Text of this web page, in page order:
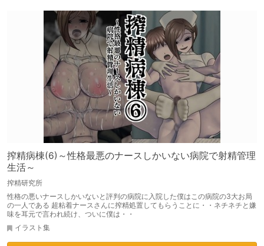
搾精病棟(6)～性格最悪のナースしかいない病院で射精管理
生活～
搾精研究所
性格の悪いナースしかいないと評判の病院に入院した僕はこの病院の3大お局
の一人である 超粘着ナースさんに搾精処置してもらうことに・・ネチネチと嫌
味を耳元で言われ続け、ついに僕は・・
イラスト集